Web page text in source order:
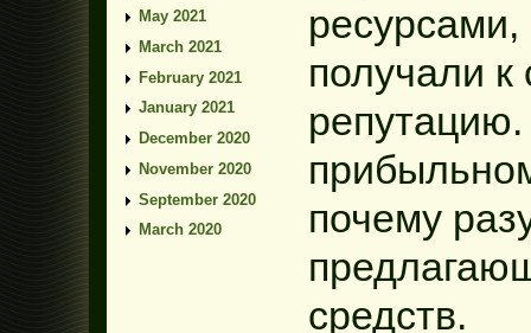
получали
почему
средств.
May 2021
March 2021
February 2021
January 2021
December 2020
November 2020
September 2020
March 2020